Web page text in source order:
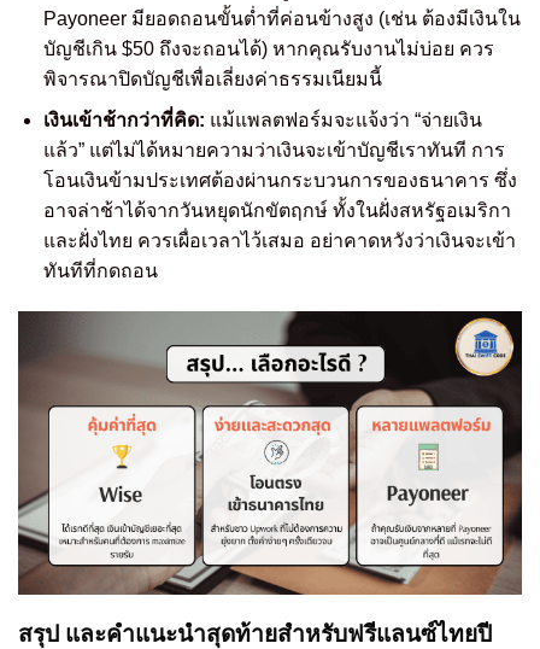
Payoneer มียอดถอนขั้นต่ำที่ค่อนข้างสูง (เช่น ต้องมีเงินใน
บัญชีเกิน $50 ถึงจะถอนได้) หากคุณรับงานไม่บ่อย ควร
พิจารณาปิดบัญชีเพื่อเลี่ยงค่าธรรมเนียมนี้
เงินเข้าช้ากว่าที่คิด: แม้แพลตฟอร์มจะแจ้งว่า “จ่ายเงิน
แล้ว” แต่ไม่ได้หมายความว่าเงินจะเข้าบัญชีเราทันที การ
โอนเงินข้ามประเทศต้องผ่านกระบวนการของธนาคาร ซึ่ง
อาจล่าช้าได้จากวันหยุดนักขัตฤกษ์ ทั้งในฝั่งสหรัฐอเมริกา
และฝั่งไทย ควรเผื่อเวลาไว้เสมอ อย่าคาดหวังว่าเงินจะเข้า
ทันทีที่กดถอน
สรุป และคำแนะนำสุดท้ายสำหรับฟรีแลนซ์ไทยปี